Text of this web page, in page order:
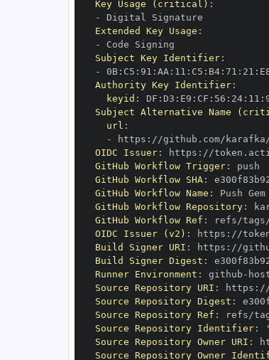
Key Usage (critical) :
-
Extended Key Usage :
-
Subject Key Identifier:
-
0B: C5 : 91 : AA : 11 : C5 : B4: 71 : 21 :
Authority Key Identifier:
keyid : DF : D3 : E9 : CF : 56 : 24: 11 :
Subject Alternative Name
url :
-
https : //github.com/
OIDC Issuer: https :
GitHub Workflow Trigger:
GitHub Workflow SHA:
GitHub Workflow Name :
Push Gem
GitHub Workflow Repository:
GitHub Workflow Ref :
OIDC Issuer (v2) : https :
Build Signer URI : https : //
Build Signer Digest :
Runner Environment : github -
Source Repository URI : https :
Source Repository Digest :
Source Repository Ref :
Source Repository Identifier:
Source Repository Owner URI :
Source Repository Owner